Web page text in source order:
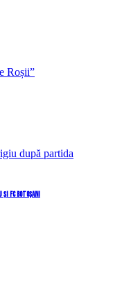
FC Botoșani